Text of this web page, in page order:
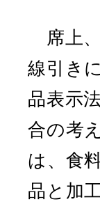
席上、
線引き
品表示
合の考
は、食
品と加